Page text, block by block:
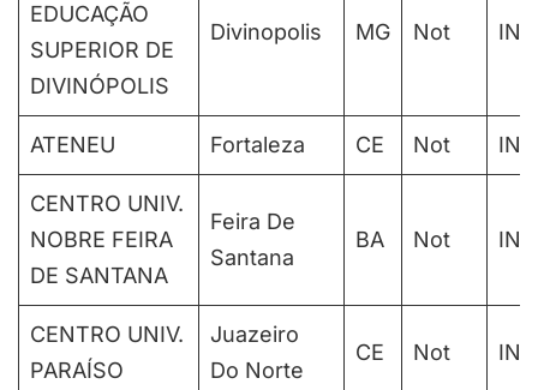
EDUCAÇÃO
SUPERIOR DE
DIVINÓPOLIS
Divinopolis MG Not
ATENEU Fortaleza CE Not
CENTRO UNIV.
NOBRE FEIRA
DE SANTANA
Feira De
Santana
BA Not
CENTRO UNIV.
PARAÍSO
Juazeiro
Do Norte
CE Not